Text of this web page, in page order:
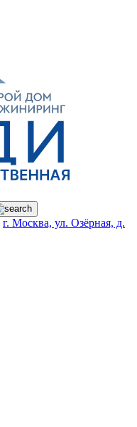
г. Москва, ул. Озёрная, д.